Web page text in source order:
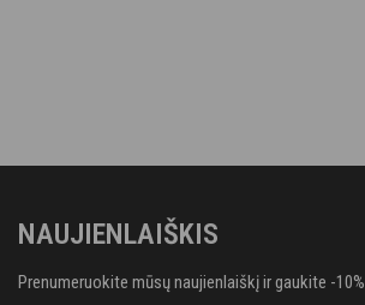
NAUJIENLAIŠKIS
Prenumeruokite mūsų naujienlaiškį ir gaukite -10%